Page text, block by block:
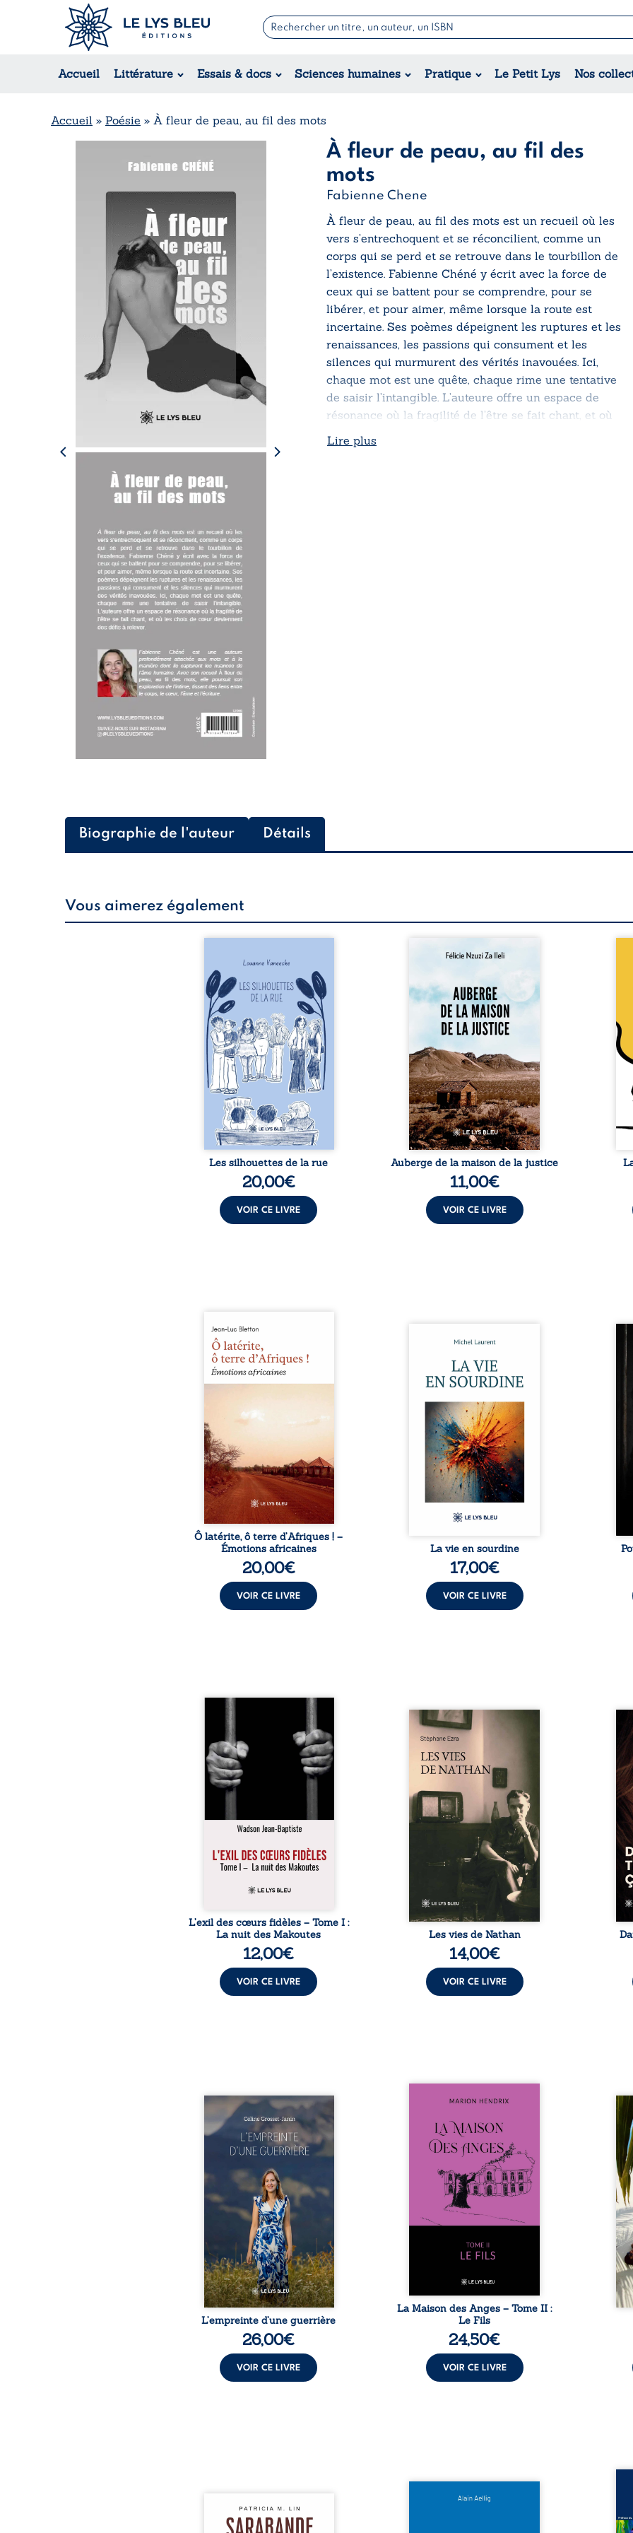
Accueil Littérature Essais & docs Sciences humaines Pratique Le Petit Lys Nos
Romans
Suspense / Thriller / Policier
Science-fiction
Romance
Jeunesse
Théâtre
Accueil » Poésie » À fleur de peau, au fil des mots
À fleur de peau, au fil des
mots
Fabienne Chene
À fleur de peau, au fil des mots est un recueil où les
vers s’entrechoquent et se réconcilient, comme un
corps qui se perd et se retrouve dans le tourbillon de
l’existence. Fabienne Chéné y écrit avec la force de
ceux qui se battent pour se comprendre, pour se
libérer, et pour aimer, même lorsque la route est
incertaine. Ses poèmes dépeignent les ruptures et les
renaissances, les passions qui consument et les
silences qui murmurent des vérités inavouées. Ici,
chaque mot est une quête, chaque rime une tentative
de saisir l’intangible. L’auteure offre un espace de
résonance où la fragilité de l’être se fait chant, et où
Lire plus
Biographie de l'auteur Détails
Vous aimerez également
donne la parole à six
personnages ordinaires,
traversés par des pensées, des
émotions et des silences qui
pourraient appartenir à
chacun de nous. À travers
leurs parcours, ce roman invite
à porter un regard différent
sur celles et ceux qui nous
entourent, à deviner ce qui se
cache derrière les apparences
et à s’ouvrir au fourmillement
sensible de notre ...
Les silhouettes de la rue
20,00€
VOIR CE LIVRE
Auberge de la maison de la
parcours exemplaire de Mbala
Zi Nkuaku Lema Félix.
Magistrat intègre, fervent
défenseur des droits humains
et de l’indépendance
judiciaire, il voit sa carrière de
trente-quatre ans brutalement
brisée par une révocation
arbitraire en 2009, plongeant
sa vie dans un chaos matériel
et moral. À ...
Auberge de la maison de la justice
11,00€
VOIR CE LIVRE
le
Ô latérite, ô terre d’Afriques !
est un hommage poétique et
authentique aux paysages, aux
rencontres et aux émotions
brutes d’un continent en
reconstruction, entre
souvenirs intimes – la pluie à
Namoungou, le baobab de
Zagtouli – aux portraits
marquants – Thomas Sankara,
Hamadoun Dicko, le Vieux
Biokou – l’auteur partage des
instantanés ...
Ô latérite, ô terre d’Afriques ! –
Émotions africaines
20,00€
VOIR CE LIVRE
Nina et Pierre se sont
presque par hasard, et se sont
aimés simplement, persuadés
que la présence de l’autre
suffirait. Ils mènent une
existence modeste, rythmée
par le travail, la fatigue et les
silences. La mort de la mère de
Nina, chez qui ils vivent,
fragilise un équilibre déjà
précaire. Puis vient la
naissance de leur enfant, et le
basculement. ...
La vie en sourdine
17,00€
VOIR CE LIVRE
la
ont
la
« Une nuit suffit parfois pour
briser une famille… mais
certaines fidélités traversent
les années. » Haïti, sous la
dictature des Duvalier. La peur
s’étend jusque dans les
villages les plus reculés. À
Bainet, Jean-Joël Joli mène une
existence paisible avec sa
famille. Chef de section
respecté, il refuse pourtant de
fermer les yeux sur l’injustice.
Mais, dans un ...
L’exil des cœurs fidèles – Tome I :
La nuit des Makoutes
12,00€
VOIR CE LIVRE
Les vies de Nathan est un
recueil de poésie né en trois
la première fois, Stéphane Ezra,
médium, a pu communiquer
avec son père, disparu depuis
plus de vingt ans et qu’il n’a
jamais connu. De ce dialogue
par-delà la mort naissent des
poèmes qui retracent une vie
marquée par la Seconde
Guerre mondiale, une identité
juive brisée, la guerre ...
Les vies de Nathan
14,00€
VOIR CE LIVRE
À
ce
Que reste-t-il de l’enfance
lorsque la maladie impose ses
propres règles ? L’empreinte
d’une guerrière livre, sans
détour, le récit d’un quotidien
bouleversé par la maladie
chronique, l’errance médicale
et de longues hospitalisations.
L’auteure y raconte ce que les
dossiers médicaux taisent : la
peur, l’isolement, l’épuisement
et le sentiment de ne pas ...
L’empreinte d’une guerrière
26,00€
VOIR CE LIVRE
Nous sommes en 1979, soit 15
patriarche Anatole-Eustache.
La famille devra affronter non
seulement un inconnu qui rôde
autour du domaine et dont
Firmin, le fidèle majordome,
redoute les visites, le passé
encombrant d’Anatole-
Eustache, la malédiction
familiale, mais aussi la toute-
puissance de Gauthier. Mais
comment dompter cet enfant
avant qu’il ...
La Maison des Anges – Tome II :
Le Fils
24,50€
VOIR CE LIVRE
Au
eux,
Aux chants crépitants de l’été,
Sous le silence ouaté de la
Et si le naufrage n’avait pas
La
de